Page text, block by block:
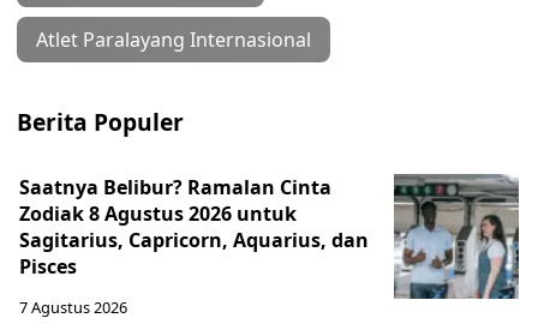
Atlet Paralayang Internasional
Berita Populer
Saatnya Belibur? Ramalan Cinta
Zodiak 8 Agustus 2026 untuk
Sagitarius, Capricorn, Aquarius, dan
Pisces
7 Agustus 2026